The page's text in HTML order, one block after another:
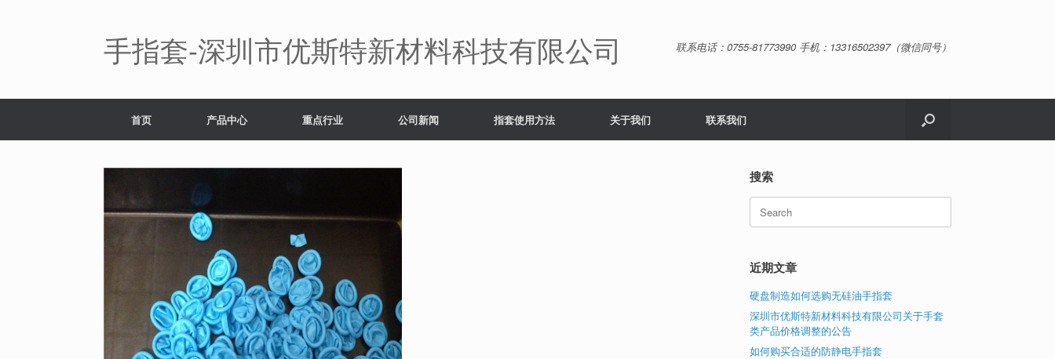
手指套-深圳市优斯特新材料科技有限公司 联系电话：0755-81773990 手机：13316502397（微信同号）
首页 产品中心 重点行业 公司新闻 指套使用方法 关于我们 联系我们
搜索
Search
for:
近期文章
硬盘制造如何选购无硅油手指套
深圳市优斯特新材料科技有限公司关于手套
类产品价格调整的公告
如何购买合适的防静电手指套